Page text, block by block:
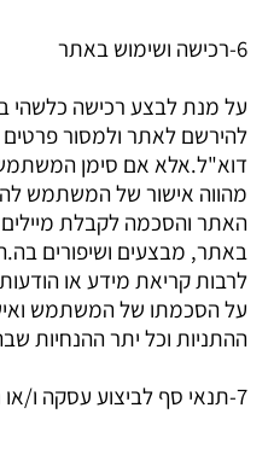
6-רכישה ושימוש באתר
על מנת לבצע רכישה
להירשם לאתר ולמסור
דוא"ל.אלא אם סימן
מהווה אישור של המשתמש
האתר והסכמה לקבלת מיילים
באתר, מבצעים ושיפורים
לרבות קריאת מידע או
על הסכמתו של המשתמש
ההתניות וכל יתר ההנחיות
7-תנאי סף לביצוע עסקה ו/או רכישה באתר: